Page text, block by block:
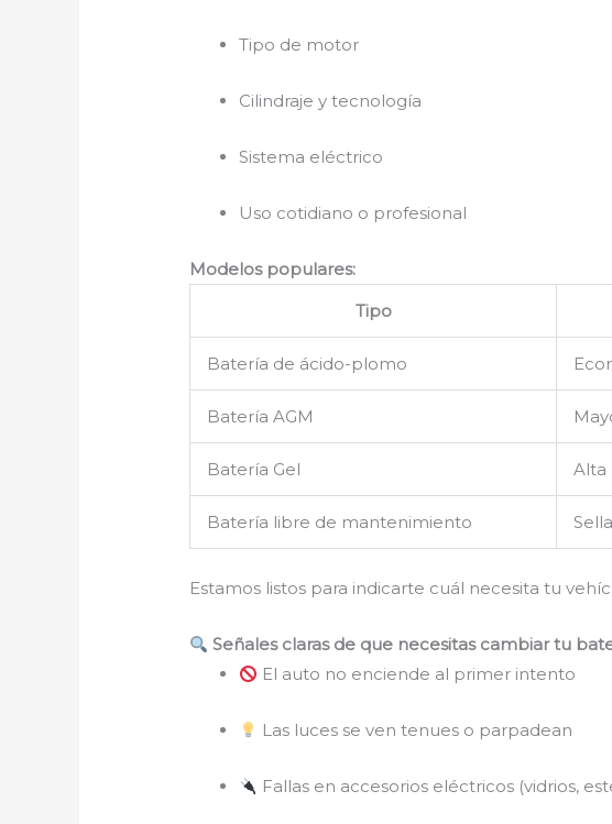
Tipo de motor
Cilindraje y tecnología
Sistema eléctrico
Uso cotidiano o profesional
Modelos populares:
Tipo
Batería de ácido-plomo
Batería AGM
Batería Gel Alta
Batería libre de mantenimiento
Estamos listos para indicarte cuál necesita tu
Señales claras de que necesitas cambiar tu
El auto no enciende al primer intento
Las luces se ven tenues o parpadean
Fallas en accesorios eléctricos (vidrios,